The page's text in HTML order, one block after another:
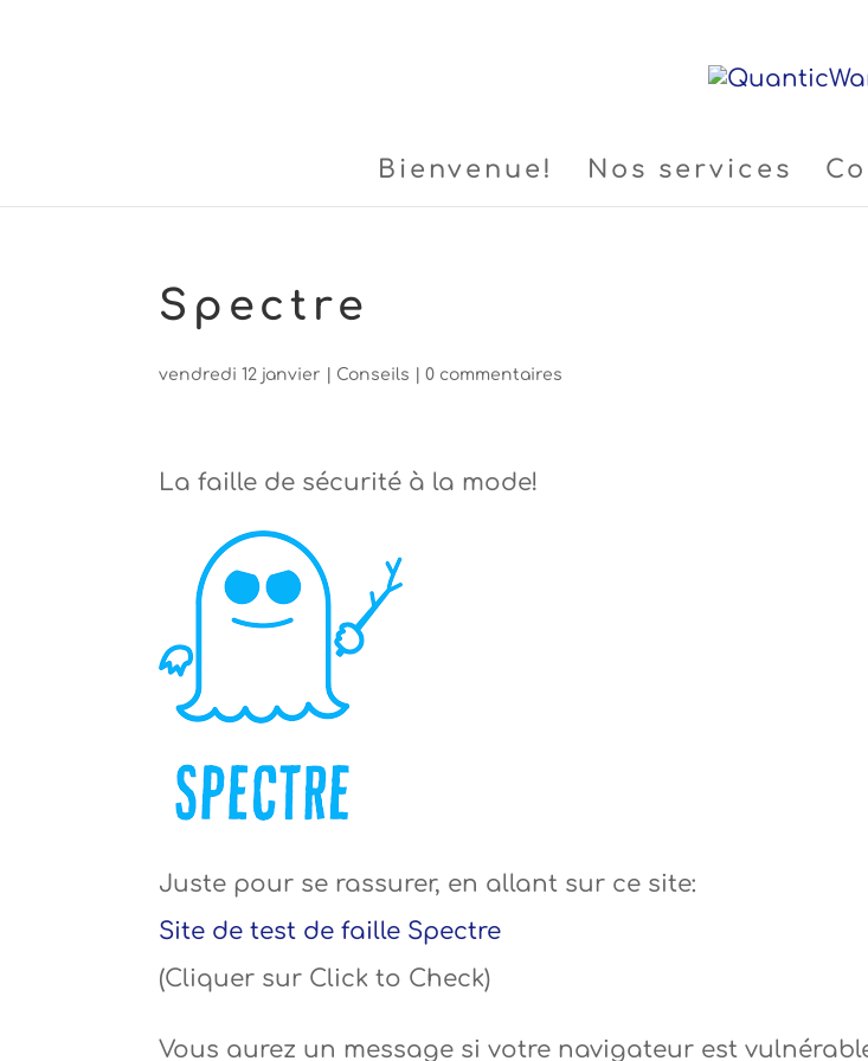
Bienvenue! Nos services
Spectre
vendredi 12 janvier Conseils |0 commentaires
La faille de sécurité à la mode!
Juste pour se rassurer, en allant sur ce site:
Site de test de faille Spectre
(Cliquer sur Click to Check)
Vous aurez un message si votre navigateur est